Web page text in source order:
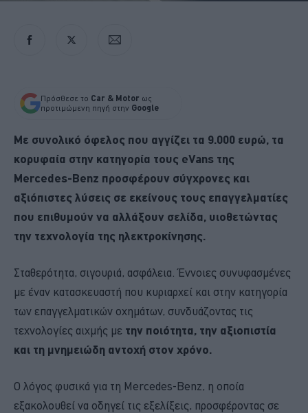
Πρόσθεσε το Car & Motor ως
προτιμώμενη πηγή στην Google
Με συνολικό όφελος που αγγίζει τα 9.000 ευρώ, τα
κορυφαία στην κατηγορία τους eVans της
Mercedes-Benz προσφέρουν σύγχρονες και
αξιόπιστες λύσεις σε εκείνους τους επαγγελματίες
που επιθυμούν να αλλάξουν σελίδα, υιοθετώντας
την τεχνολογία της ηλεκτροκίνησης.
Σταθερότητα, σιγουριά, ασφάλεια. Έννοιες συνυφασμένες
με έναν κατασκευαστή που κυριαρχεί και στην κατηγορία
των επαγγελματικών οχημάτων, συνδυάζοντας τις
τεχνολογίες αιχμής με την ποιότητα, την αξιοπιστία
και τη μνημειώδη αντοχή στον χρόνο.
Ο λόγος φυσικά για τη Mercedes-Benz, η οποία
εξακολουθεί να οδηγεί τις εξελίξεις, προσφέροντας σε